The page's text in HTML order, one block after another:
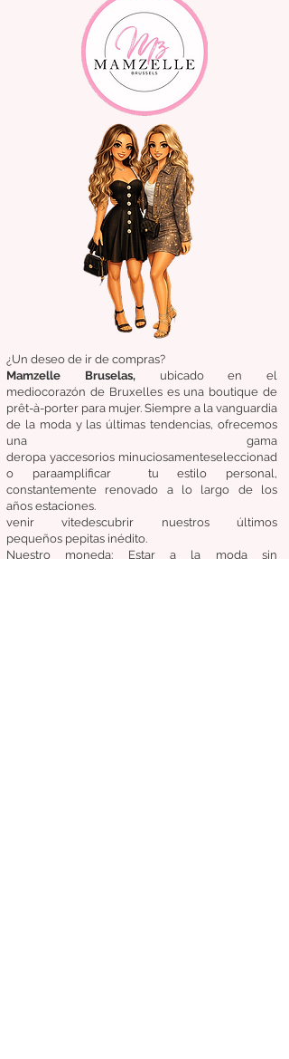
¿Un deseo de ir de compras?
Mamzelle Bruselas, ubicado en el
mediocorazón de Bruxelles es una boutique de
prêt-à-porter para mujer. Siempre a la vanguardia
de la moda y las últimas tendencias, ofrecemos
una gama
deropa yaccesorios minuciosamenteseleccionad
o paraamplificartu estilo personal,
constantemente renovado a lo largo de los
años estaciones.
venir vitedescubrir nuestros últimos
pequeños pepitas inédito.
Nuestro moneda:
Estar a la moda sin